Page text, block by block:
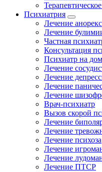
Психиатрия
Лечение
Лечение
Частная
Консультация
Психиатр на дом
Лечение
Лечение
Лечение
Лечение
Врач-психиатр
Вызов скорой
Лечение
Лечение
Лечение психоза
Лечение
Лечение
Лечение ПТСР